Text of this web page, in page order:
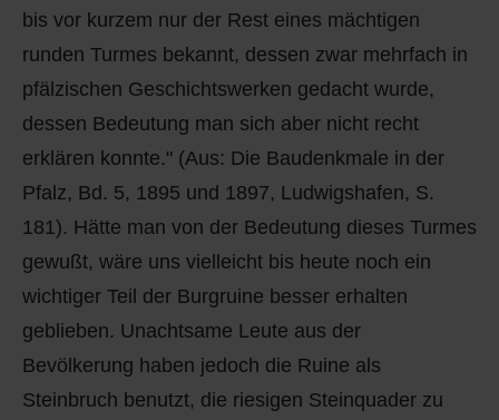
bis vor kurzem nur der Rest eines mächtigen
runden Turmes bekannt, dessen zwar mehrfach in
pfälzischen Geschichtswerken gedacht wurde,
dessen Bedeutung man sich aber nicht recht
erklären konnte." (Aus: Die Baudenkmale in der
Pfalz, Bd. 5, 1895 und 1897, Ludwigshafen, S.
181). Hätte man von der Bedeutung dieses Turmes
gewußt, wäre uns vielleicht bis heute noch ein
wichtiger Teil der Burgruine besser erhalten
geblieben. Unachtsame Leute aus der
Bevölkerung haben jedoch die Ruine als
Steinbruch benutzt, die riesigen Steinquader zu